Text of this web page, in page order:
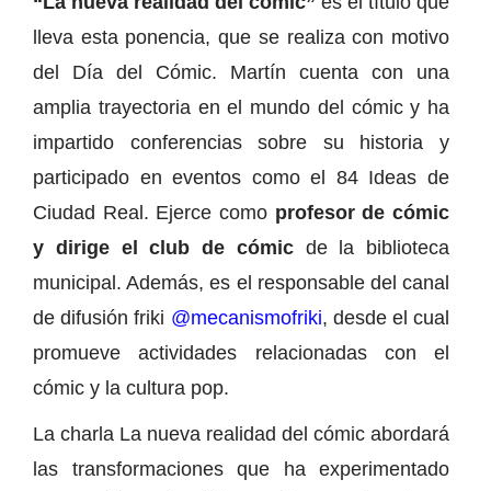
lleva esta ponencia, que se realiza con motivo
del Día del Cómic. Martín cuenta con una
amplia trayectoria en el mundo del cómic y ha
impartido conferencias sobre su historia y
participado en eventos como el 84 Ideas de
Ciudad Real. Ejerce como profesor de cómic
y dirige el club de cómic de la biblioteca
municipal. Además, es el responsable del canal
de difusión friki @mecanismofriki, desde el cual
promueve actividades relacionadas con el
cómic y la cultura pop.
La charla La nueva realidad del cómic abordará
las transformaciones que ha experimentado